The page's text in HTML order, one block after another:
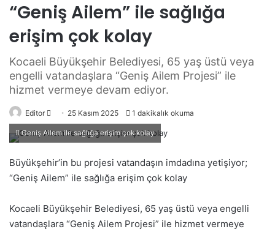
“Geniş Ailem” ile sağlığa
erişim çok kolay
Kocaeli Büyükşehir Belediyesi, 65 yaş üstü veya
engelli vatandaşlara “Geniş Ailem Projesi” ile
hizmet vermeye devam ediyor.
Editor
i
r
e
25 Kasım 2025 1 dakikalık okuma
Geniş Ailem ile sağlığa erişim çok kolay
Büyükşehir’in bu projesi vatandaşın imdadına yetişiyor;
“Geniş Ailem” ile sağlığa erişim çok kolay
Kocaeli Büyükşehir Belediyesi, 65 yaş üstü veya engelli
vatandaşlara “Geniş Ailem Projesi” ile hizmet vermeye